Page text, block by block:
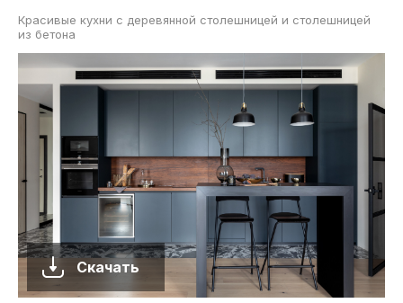
Красивые кухни с деревянной столешницей и столешницей
из бетона
Скачать